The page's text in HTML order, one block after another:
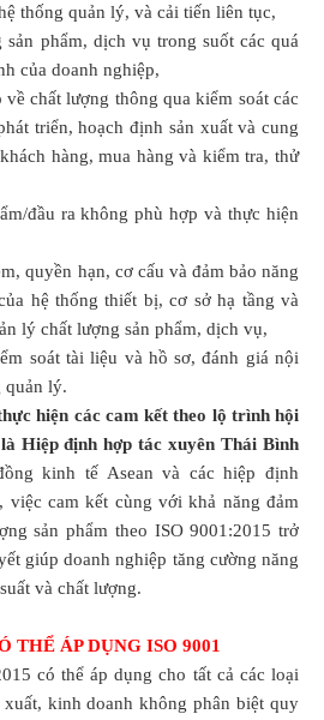
thống quản lý, và cải tiến liên tục,
phẩm, dịch vụ trong suốt các quá
của doanh nghiệp,
chất lượng thông qua kiểm soát các
triển, hoạch định sản xuất và cung
hàng, mua hàng và kiểm tra, thử
đầu ra không phù hợp và thực hiện
quyền hạn, cơ cấu và đảm bảo năng
hệ thống thiết bị, cơ sở hạ tầng và
lý chất lượng sản phẩm, dịch vụ,
soát tài liệu và hồ sơ, đánh giá nội
quản lý.
hiện các cam kết theo lộ trình hội
Hiệp định hợp tác xuyên Thái Bình
kinh tế Asean và các hiệp định
việc cam kết cùng với khả năng đảm
sản phẩm theo ISO 9001:2015 trở
giúp doanh nghiệp tăng cường năng
và chất lượng.
THỂ ÁP DỤNG ISO 9001
có thể áp dụng cho tất cả các loại
kinh doanh không phân biệt quy